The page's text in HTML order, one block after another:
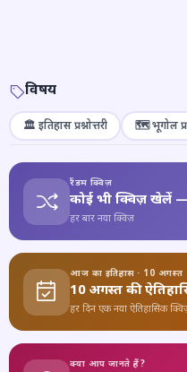
विषय
🏛️ इतिहास प्रश्नोत्तरी 🗺️ भूगोल
रैंडम क्विज़
कोई भी क्विज़ खेलें
हर बार नया क्विज़
आज का इतिहास · 10 अगस्त
10 अगस्त की
हर दिन एक नया ऐतिहासिक
क्या आप जानते हैं?